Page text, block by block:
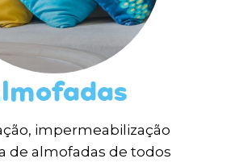
impermeabilização
de almofadas de todos